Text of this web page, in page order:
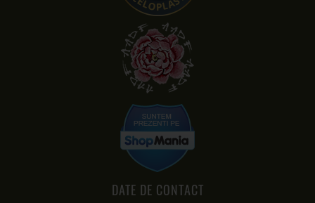
DATE DE CONTACT